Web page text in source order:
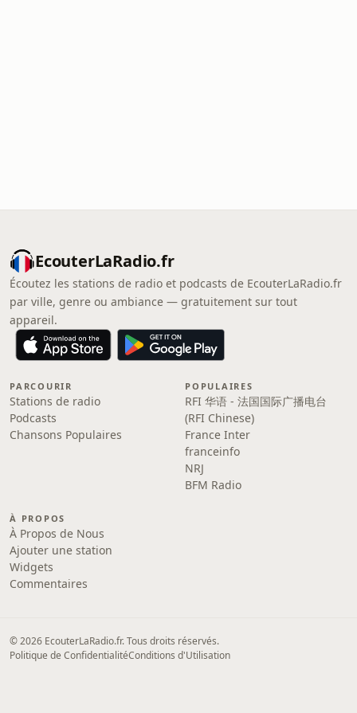
EcouterLaRadio.fr
Écoutez les stations de radio et podcasts de EcouterLaRadio.fr
par ville, genre ou ambiance — gratuitement sur tout
appareil.
PARCOURIR
Stations de radio
Podcasts
Chansons Populaires
POPULAIRES
RFI 华语 - 法国国际广播电台
(RFI Chinese)
France Inter
franceinfo
NRJ
BFM Radio
À PROPOS
À Propos de Nous
Ajouter une station
Widgets
Commentaires
© 2026 EcouterLaRadio.fr. Tous droits réservés.
Politique de ConfidentialitéConditions d'Utilisation